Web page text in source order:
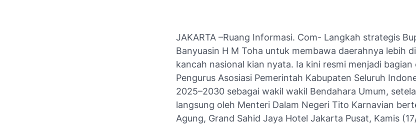
JAKARTA –Ruang Informasi. Com- Langkah strategis
Banyuasin H M Toha untuk membawa daerahnya lebih
kancah nasional kian nyata. Ia kini resmi menjadi bagian
Pengurus Asosiasi Pemerintah Kabupaten Seluruh
2025–2030 sebagai wakil wakil Bendahara Umum,
langsung oleh Menteri Dalam Negeri Tito Karnavian
Agung, Grand Sahid Jaya Hotel Jakarta Pusat, Kamis